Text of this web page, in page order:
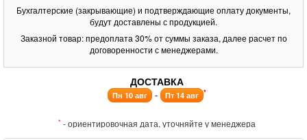
Бухгалтерские (закрывающие) и подтверждающие оплату документы,
будут доставлены с продукцией.
Заказной товар: предоплата 30% от суммы заказа, далее расчет по
договоренности с менеджерами.
ДОСТАВКА
Пн 10 авг - Пт 14 авг *
* - ориентировочная дата, уточняйте у менеджера